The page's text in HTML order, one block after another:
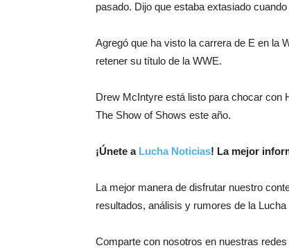
pasado. Dijo que estaba extasiado
Agregó que ha visto la carrera de E en la
retener su título de la WWE.
Drew McIntyre está listo para chocar con
The Show of Shows este año.
¡Únete a Lucha Noticias! La mejor
La mejor manera de disfrutar nuestro
resultados, análisis y rumores de la
Comparte con nosotros en nuestras